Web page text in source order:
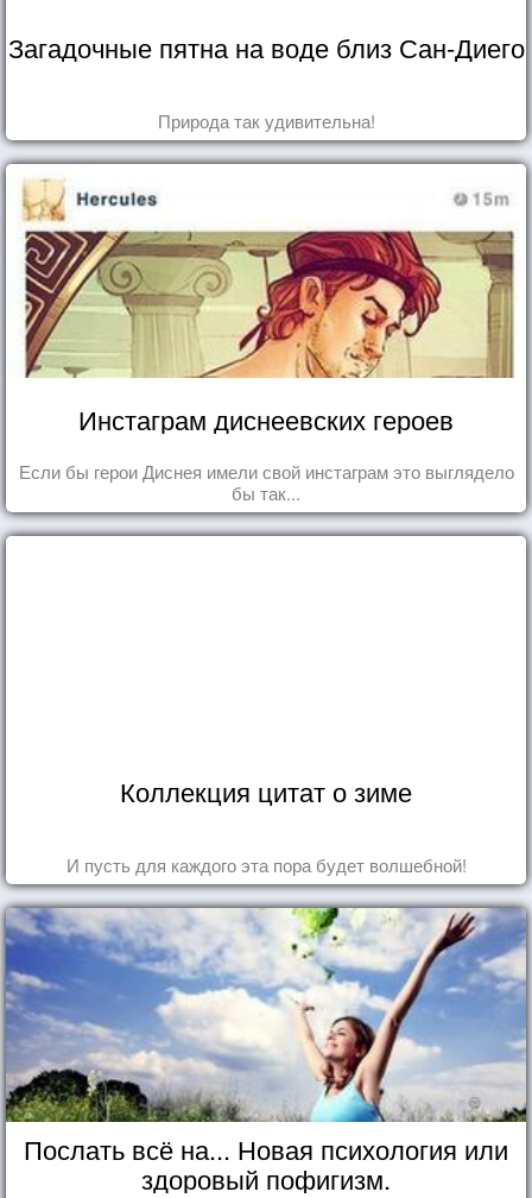
Загадочные пятна на воде близ Сан-Диего
Природа так удивительна!
Инстаграм диснеевских героев
Если бы герои Диснея имели свой инстаграм это выглядело
бы так...
Коллекция цитат о зиме
И пусть для каждого эта пора будет волшебной!
Послать всё на... Новая психология или
здоровый пофигизм.